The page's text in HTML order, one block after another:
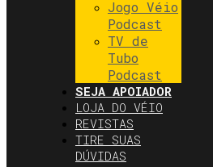
Jogo Véio
Podcast
TV de
Tubo
Podcast
SEJA APOIADOR
LOJA DO VÉIO
REVISTAS
TIRE SUAS
DÚVIDAS